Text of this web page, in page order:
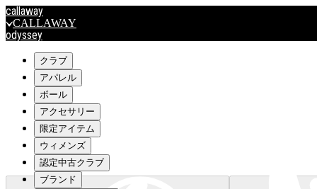
callaway
CALLAWAY
odyssey
travismathew
outlet
OUTLET
キャロウェイアパレルはこちら>>>
クラブ
アパレル
ボール
アクセサリー
限定アイテム
ウィメンズ
認定中古クラブ
ブランド